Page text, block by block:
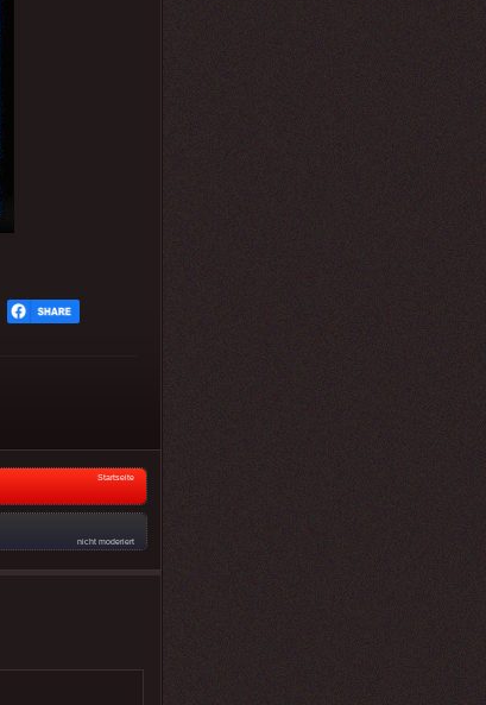
Startseite
nicht moderiert